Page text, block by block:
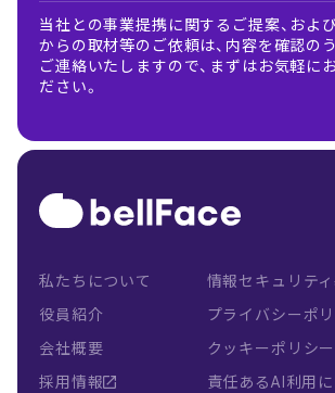
当社との事業提携に関するご提案、およ
からの取材等のご依頼は、内容を確認の
ご連絡いたしますので、まずはお気軽に
ださい。
私たちについて
役員紹介
会社概要
採用情報
情報セキュリテ
プライバシーポ
クッキーポリシー
責任あるAI利用